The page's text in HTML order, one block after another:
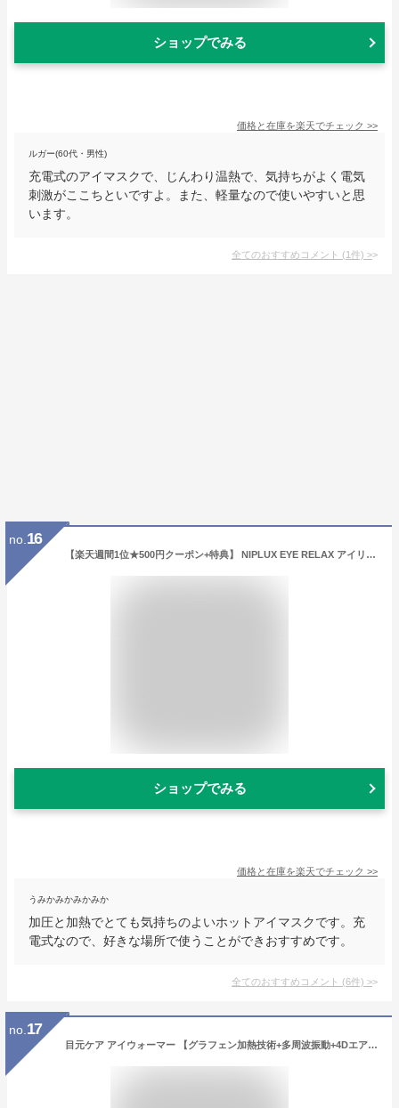
ショップでみる
価格と在庫を楽天でチェック >>
ルガー(60代・男性)
充電式のアイマスクで、じんわり温熱で、気持ちがよく電気
刺激がここちといですよ。また、軽量なので使いやすいと思
います。
全てのおすすめコメント (1件) >
no. 16
【楽天週間1位★500円クーポン+特典】 NIPLUX EYE RELAX アイリラックス ホットアイマスク 充電式 アイマスク アイケア 目元ケア プレゼント 女性 ※ アイマッサージ アイマッサージャー 目 マッサージ 目元マッサージ マッサージ器 ではありません
ショップでみる
価格と在庫を楽天でチェック >>
うみかみかみかみか
加圧と加熱でとても気持ちのよいホットアイマスクです。充
電式なので、好きな場所で使うことができおすすめです。
全てのおすすめコメント (6件) >
no. 17
目元ケア アイウォーマー 【グラフェン加熱技術+多周波振動+4Dエアバッグ+Bluetooth音楽】 アイマスク USB充電式 軽量 15min自動オフタイマー 折り畳み 便利 旅行 出張 父の日 母の日 誕生日プレゼント女性 敬老の日 ギフト 男女兼用